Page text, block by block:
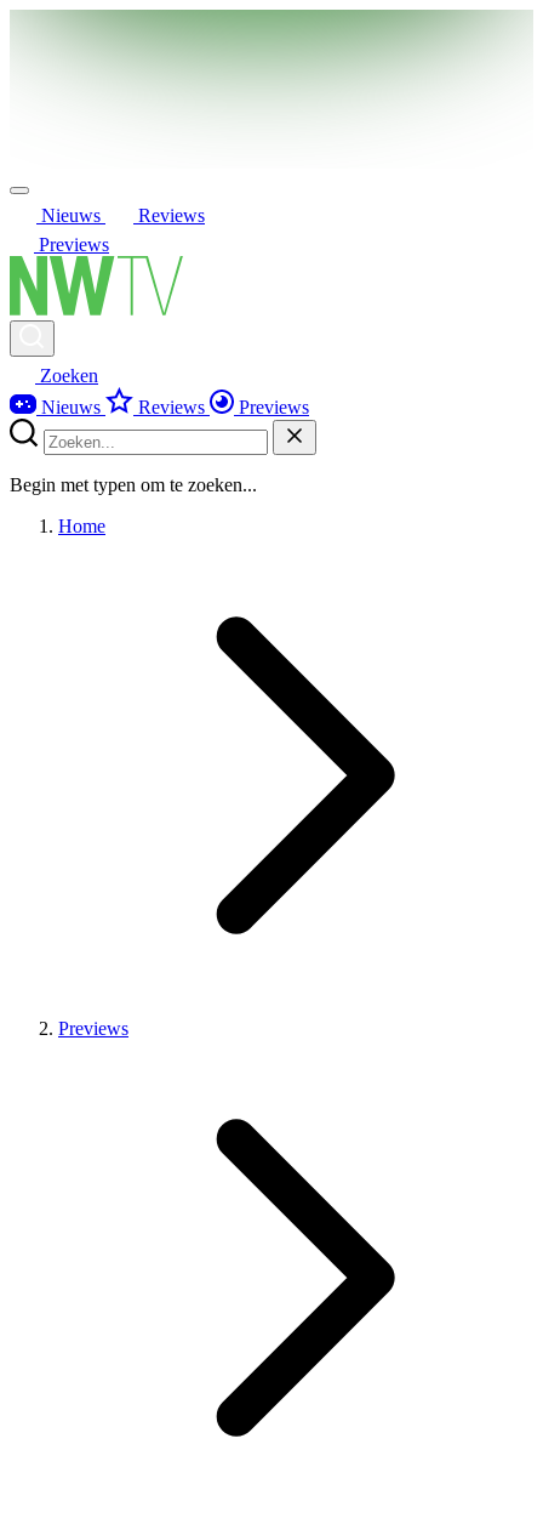
Nieuws
Reviews
Previews
Zoeken
Nieuws
Reviews Previews
Begin met typen om te zoeken...
Home
Previews